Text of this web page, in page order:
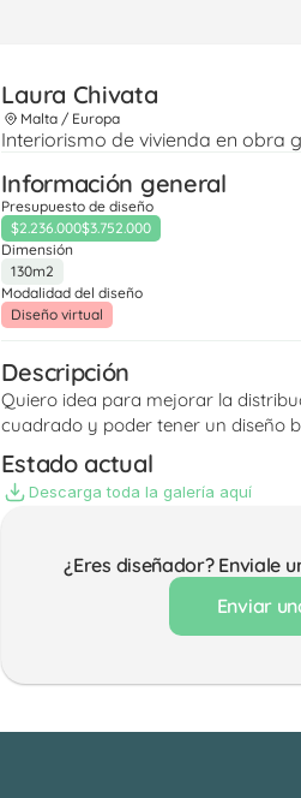
Laura Chivata
Malta / Europa
Interiorismo de vivienda en obra
Información general
Presupuesto de diseño
$2.236.000$3.752.000
Dimensión
130m2
Modalidad del diseño
Diseño virtual
Descripción
Quiero idea para mejorar la
cuadrado y poder tener un diseño
Estado actual
Descarga toda la galería aquí
¿Eres diseñador? Enviale
Enviar